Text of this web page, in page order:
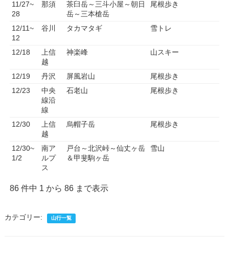
11/27~
28
那須
茶臼岳～三斗小屋～朝日
岳～三本槍岳
尾根歩き
12/11~
12
谷川 タカマタギ 雪トレ
12/18
上信
越
神楽峰 山スキー
12/19 丹沢 屏風岩山
尾根歩き
12/23
中央
線沿
線
石老山 尾根歩き
12/30
上信
越
烏帽子岳 尾根歩き
12/30~
1/2
南ア
ルプ
ス
戸台～北沢峠～仙丈ヶ岳
＆甲斐駒ヶ岳
雪山
86 件中 1 から 86 まで表示
カテゴリー: 山行一覧